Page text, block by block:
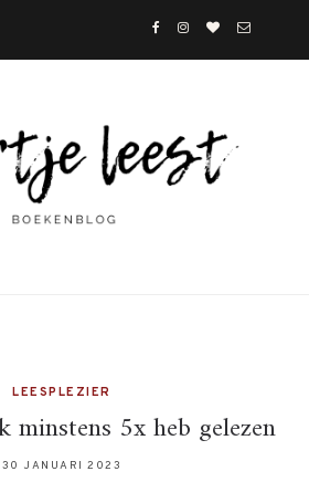
LEESPLEZIER
minstens 5x heb gelezen
30 JANUARI 2023